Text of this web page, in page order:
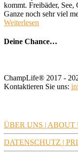
kommt. Freibäder,
Ganze noch sehr viel
Weiterlesen
Deine Chance…
ChampLife® 2017 -
Kontaktieren Sie uns:
ÜBER UNS | ABOUT
DATENSCHUTZ |